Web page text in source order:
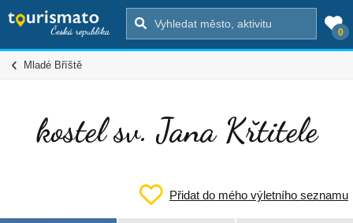
0
Mladé Bříště
kostel sv. Jana Křtitele
Přidat do mého výletního seznamu